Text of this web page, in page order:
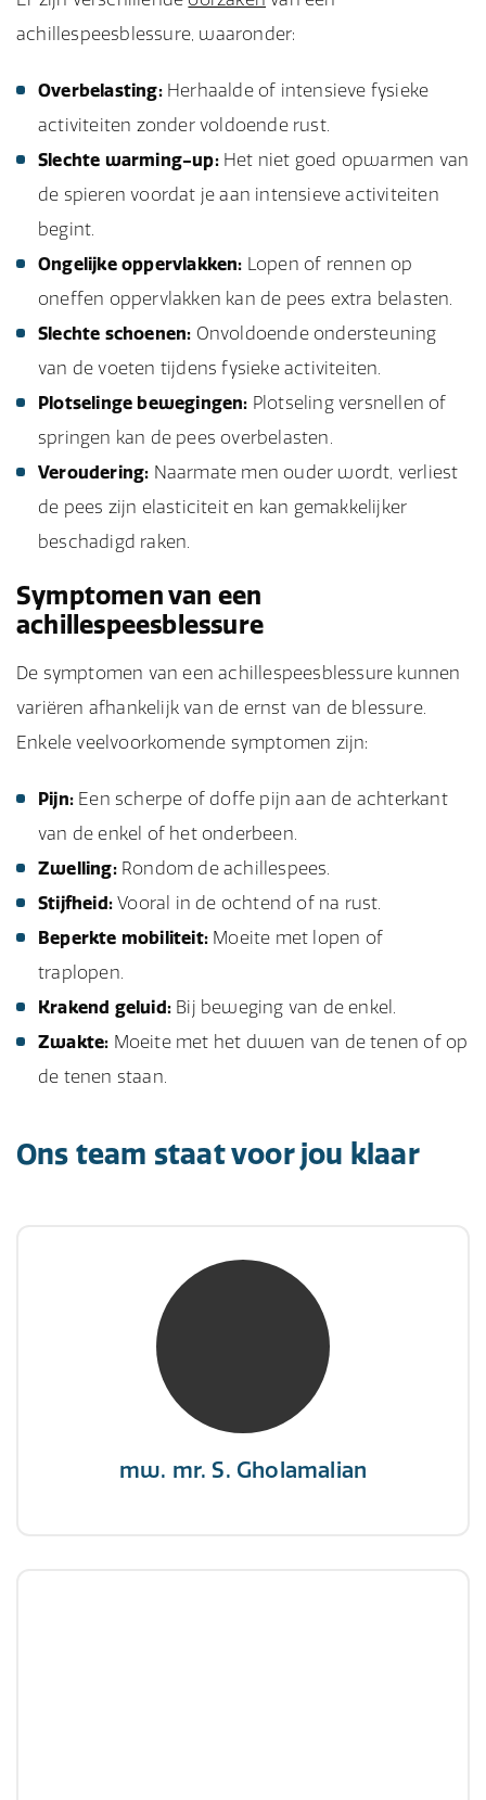
achillespeesblessure, waaronder:
Overbelasting:Herhaalde of intensieve fysieke
activiteiten zonder voldoende rust.
Slechte warming-up:Het niet goed opwarmen van
de spieren voordat je aan intensieve activiteiten
begint.
Ongelijke oppervlakken: Lopen of rennen op
oneffen oppervlakken kan de pees extra belasten.
Slechte schoenen: Onvoldoende ondersteuning
van de voeten tijdens fysieke activiteiten.
Plotselinge bewegingen: Plotseling versnellen of
springen kan de pees overbelasten.
Veroudering: Naarmate men ouder wordt, verliest
de pees zijn elasticiteit en kan gemakkelijker
beschadigd raken.
Symptomen van een
achillespeesblessure
De symptomen van een achillespeesblessure kunnen
variëren afhankelijk van de ernst van de blessure.
Enkele veelvoorkomende symptomen zijn:
Pijn: Een scherpe of doffe pijn aan de achterkant
van de enkel of het onderbeen.
Zwelling:Rondom de achillespees.
Stijfheid: Vooral in de ochtend of na rust.
Beperkte mobiliteit: Moeite met lopen of
traplopen.
Krakend geluid: Bij beweging van de enkel.
Zwakte: Moeite met het duwen van de tenen of op
de tenen staan.
Ons team staat voor jou klaar
mw. mr. S. Gholamalian
mw. mr. S. Gholamalian
NIVRE Register-Expert
“Als je de richting van de wind niet kunt
veranderen, verander dan de stand van je